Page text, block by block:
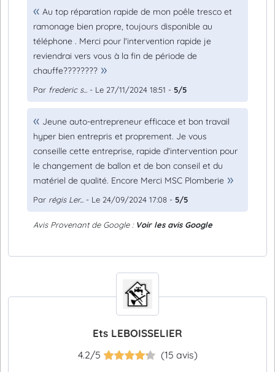
Au top réparation rapide de mon poêle tresco et
ramonage bien propre, toujours disponible au
téléphone . Merci pour l'intervention rapide je
reviendrai vers vous à la fin de période de
chauffe????????
Par frederic s... - Le 27/11/2024 18:51 - 5/5
Jeune auto-entrepreneur efficace et bon travail
hyper bien entrepris et proprement. Je vous
conseille cette entreprise, rapide d'intervention pour
le changement de ballon et de bon conseil et du
matériel de qualité. Encore Merci MSC Plomberie
Par régis Ler... - Le 24/09/2024 17:08 - 5/5
Avis Provenant de Google : Voir les avis Google
Ets LEBOISSELIER
4.2/5 (15 avis)